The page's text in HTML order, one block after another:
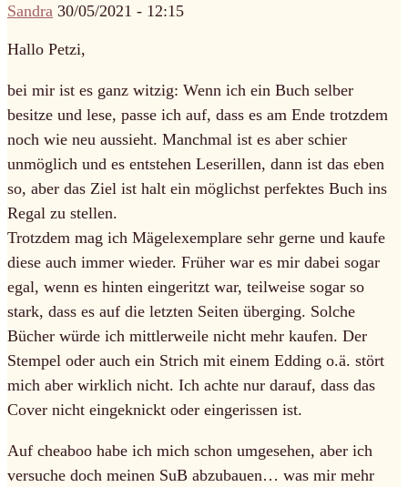
Sandra 30/05/2021 - 12:15
Hallo Petzi,
bei mir ist es ganz witzig: Wenn ich ein Buch selber
besitze und lese, passe ich auf, dass es am Ende trotzdem
noch wie neu aussieht. Manchmal ist es aber schier
unmöglich und es entstehen Leserillen, dann ist das eben
so, aber das Ziel ist halt ein möglichst perfektes Buch ins
Regal zu stellen.
Trotzdem mag ich Mägelexemplare sehr gerne und kaufe
diese auch immer wieder. Früher war es mir dabei sogar
egal, wenn es hinten eingeritzt war, teilweise sogar so
stark, dass es auf die letzten Seiten überging. Solche
Bücher würde ich mittlerweile nicht mehr kaufen. Der
Stempel oder auch ein Strich mit einem Edding o.ä. stört
mich aber wirklich nicht. Ich achte nur darauf, dass das
Cover nicht eingeknickt oder eingerissen ist.
Auf cheaboo habe ich mich schon umgesehen, aber ich
versuche doch meinen SuB abzubauen… was mir mehr